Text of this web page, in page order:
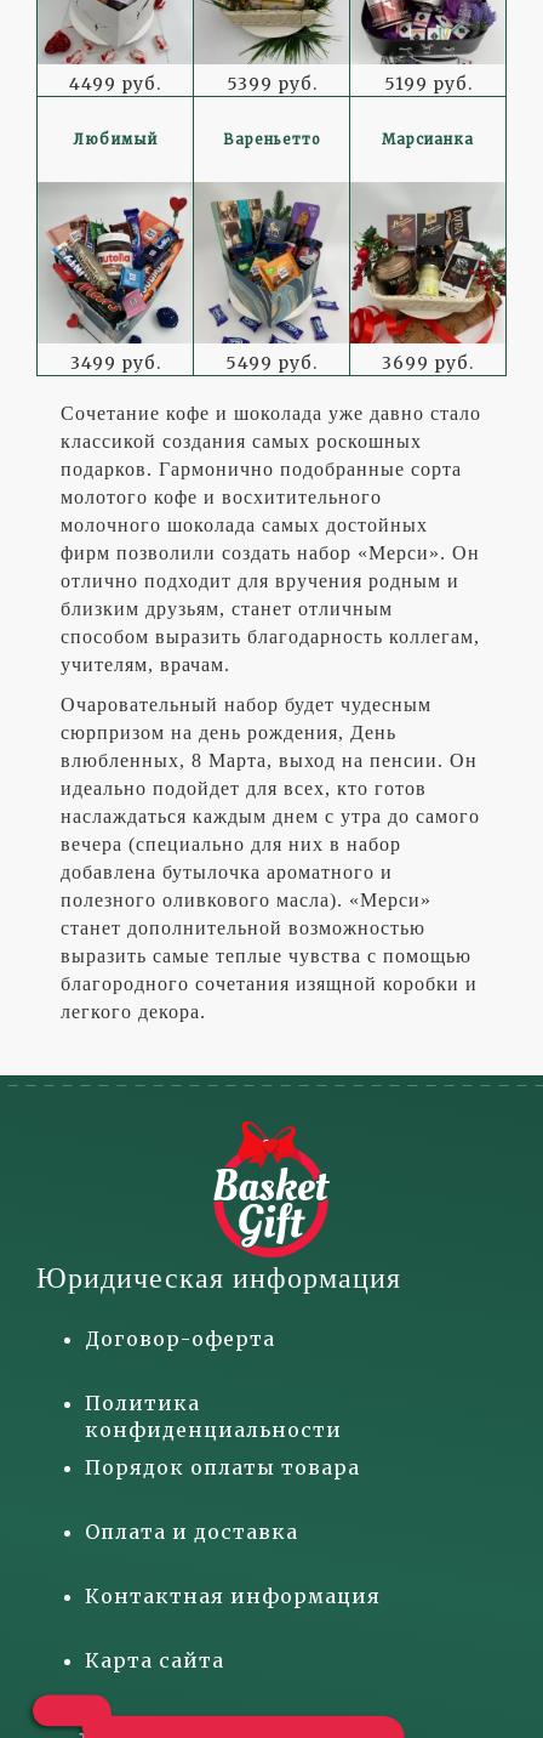
4499 руб. 5399 руб. 5199 руб.
Любимый
3499 руб.
Вареньетто
5499 руб.
Марсианка
3699 руб.
Сочетание кофе и шоколада уже давно стало
классикой создания самых роскошных
подарков. Гармонично подобранные сорта
молотого кофе и восхитительного
молочного шоколада самых достойных
фирм позволили создать набор «Мерси». Он
отлично подходит для вручения родным и
близким друзьям, станет отличным
способом выразить благодарность коллегам,
учителям, врачам.
Очаровательный набор будет чудесным
сюрпризом на день рождения, День
влюбленных, 8 Марта, выход на пенсии. Он
идеально подойдет для всех, кто готов
наслаждаться каждым днем с утра до самого
вечера (специально для них в набор
добавлена бутылочка ароматного и
полезного оливкового масла). «Мерси»
станет дополнительной возможностью
выразить самые теплые чувства с помощью
благородного сочетания изящной коробки и
легкого декора.
Юридическая информация
Договор-оферта
Политика
конфиденциальности
Порядок оплаты товара
Оплата и доставка
Контактная информация
Карта сайта